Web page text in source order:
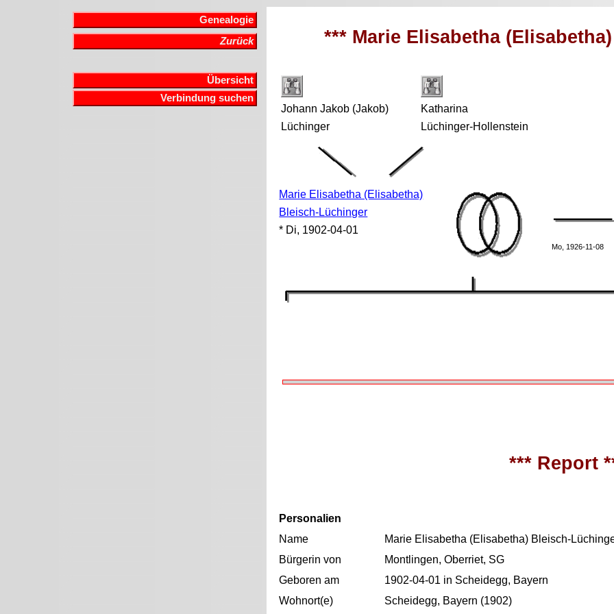
Genealogie
Zurück
Übersicht
Verbindung suchen
*** Marie Elisabetha
Johann Jakob (Jakob)
Lüchinger
Katharina
Lüchinger-Hollenstein
Marie Elisabetha (Elisabetha)
Bleisch-Lüchinger
* Di, 1902-04-01
Mo, 1926-11-08
*** Report
Personalien
Name
Marie Elisabetha (Elisabetha) Bleisch-
Bürgerin von
Montlingen, Oberriet, SG
Geboren am
1902-04-01 in Scheidegg, Bayern
Wohnort(e)
Scheidegg, Bayern (1902)